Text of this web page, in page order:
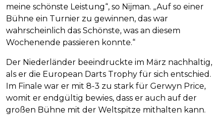
meine schönste Leistung“, so Nijman. „Auf so einer
Bühne ein Turnier zu gewinnen, das war
wahrscheinlich das Schönste, was an diesem
Wochenende passieren konnte.“
Der Niederländer beeindruckte im März nachhaltig,
als er die European Darts Trophy für sich entschied.
Im Finale war er mit 8-3 zu stark für Gerwyn Price,
womit er endgültig bewies, dass er auch auf der
großen Bühne mit der Weltspitze mithalten kann.